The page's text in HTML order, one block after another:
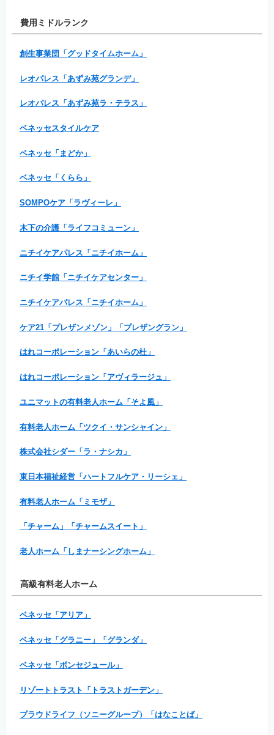
費用ミドルランク
創生事業団「グッドタイムホーム」
レオパレス「あずみ苑グランデ」
レオパレス「あずみ苑ラ・テラス」
ベネッセスタイルケア
ベネッセ「まどか」
ベネッセ「くらら」
SOMPOケア「ラヴィーレ」
木下の介護「ライフコミューン」
ニチイケアパレス「ニチイホーム」
ニチイ学館「ニチイケアセンター」
ニチイケアパレス「ニチイホーム」
ケア21「プレザンメゾン」「プレザングラン」
はれコーポレーション「あいらの杜」
はれコーポレーション「アヴィラージュ」
ユニマットの有料老人ホーム「そよ風」
有料老人ホーム「ツクイ・サンシャイン」
株式会社シダー「ラ・ナシカ」
東日本福祉経営「ハートフルケア・リーシェ」
有料老人ホーム「ミモザ」
「チャーム」「チャームスイート」
老人ホーム「しまナーシングホーム」
高級有料老人ホーム
ベネッセ「アリア」
ベネッセ「グラニー」「グランダ」
ベネッセ「ボンセジュール」
リゾートトラスト「トラストガーデン」
プラウドライフ（ソニーグループ）「はなことば」